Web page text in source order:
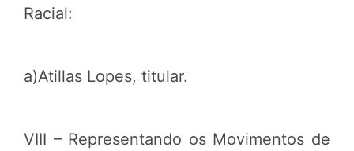
Racial:
a)Atillas Lopes, titular.
VIII – Representando os Movimentos de